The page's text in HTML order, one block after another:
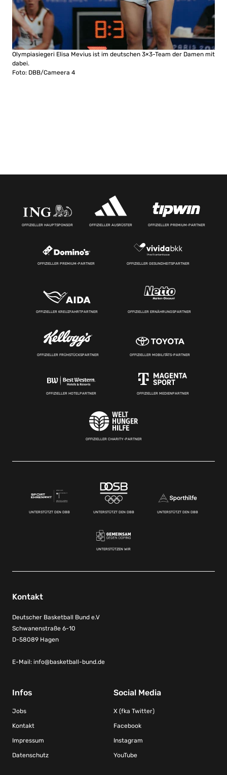
Olympiasiegeri Elisa Mevius ist im deutschen 3×3-Team der Damen mit
dabei.
Foto: DBB/Cameera 4
OFFIZIELLER HAUPTSPONSOR OFFIZIELLER AUSRÜSTER OFFIZIELLER PREMIUM-PARTNER
OFFIZIELLER PREMIUM-PARTNER OFFIZIELLER GESUNDHEITSPARTNER
OFFIZIELLER KREUZFAHRTPARTNER OFFIZIELLER ERNÄHRUNGSPARTNER
OFFIZIELLER FRÜHSTÜCKSPARTNER OFFIZIELLER MOBILITÄTS-PARTNER
OFFIZIELLER HOTELPARTNER OFFIZIELLER MEDIENPARTNER
OFFIZIELLER CHARITY-PARTNER
UNTERSTÜTZT DEN DBB UNTERSTÜTZT DEN DBB UNTERSTÜTZT DEN DBB
UNTERSTÜTZEN WIR
Kontakt
Deutscher Basketball Bund e.V
Schwanenstraße 6-10
D-58089 Hagen
E-Mail: info@basketball-bund.de
Infos
Jobs
Kontakt
Impressum
Datenschutz
Social Media
X (fka Twitter)
Facebook
Instagram
YouTube